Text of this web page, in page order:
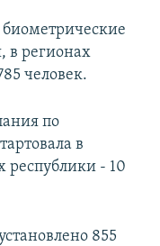
в регионах
человек.
по
в
республики - 10
855